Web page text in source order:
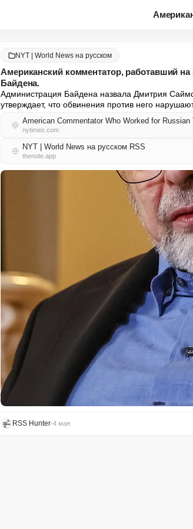
NYT | World News на русском
Американский комментатор, работавший
Байдена.
Администрация Байдена назвала Дмитрия
утверждает, что обвинения против него
American Commentator Who Worked for
nytimes.com
NYT | World News на русском RSS
thenote.app
RSS Hunter•4 мая